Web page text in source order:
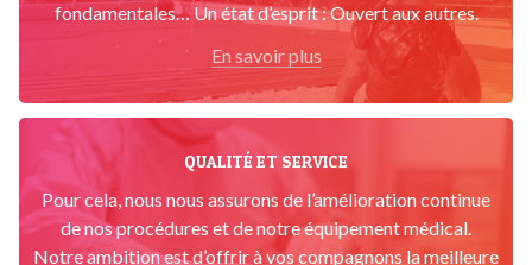
fondamentales… Un état d’esprit : Ouvert aux autres.
En savoir plus
QUALITÉ ET SERVICE
Pour cela, nous nous assurons de l’amélioration continue
de nos procédures et de notre équipement médical.
Notre ambition est d’offrir à vos compagnons la meilleure